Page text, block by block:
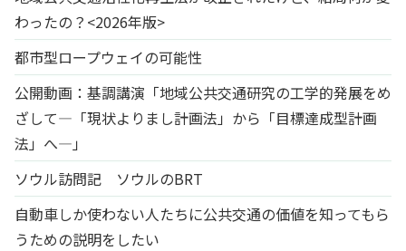
わったの？<2026年版>
都市型ロープウェイの可能性
公開動画：基調講演「地域公共交通研究の工学的発展をめ
ざして―「現状よりまし計画法」から「目標達成型計画
法」へ―」
ソウル訪問記 ソウルのBRT
自動車しか使わない人たちに公共交通の価値を知ってもら
うための説明をしたい